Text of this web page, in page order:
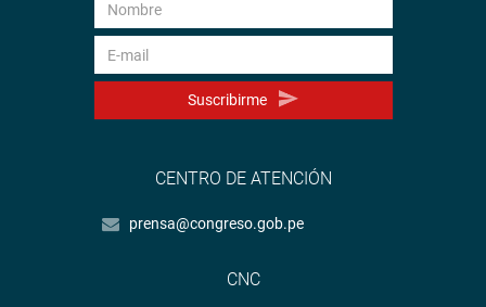
Suscribirme
CENTRO DE ATENCIÓN
prensa@congreso.gob.pe
CNC